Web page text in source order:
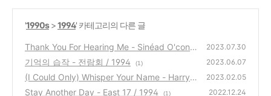
'1990s>1994' 카테고리의 다른 글
Thank You For Hearing Me - Sinéad O'conn
or / 1994
(1)
2023.07.30
기억의 습작 - 전람회 / 1994 (1) 2023.06.07
(I Could Only) Whisper Your Name - Harry
Connick Jr. / 1994
(1)
2023.02.05
Stay Another Day - East 17 / 1994 (1) 2022.12.24